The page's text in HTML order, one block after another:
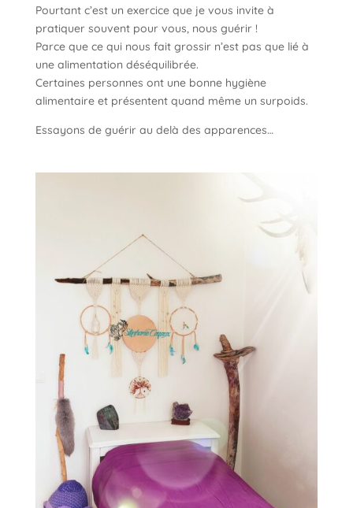
Pourtant c’est un exercice que je vous invite à
pratiquer souvent pour vous, nous guérir !
Parce que ce qui nous fait grossir n’est pas que lié à
une alimentation déséquilibrée.
Certaines personnes ont une bonne hygiène
alimentaire et présentent quand même un surpoids.
Essayons de guérir au delà des apparences…